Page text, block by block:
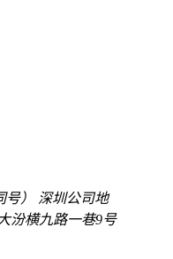
）
深圳公司地
横九路一巷9号